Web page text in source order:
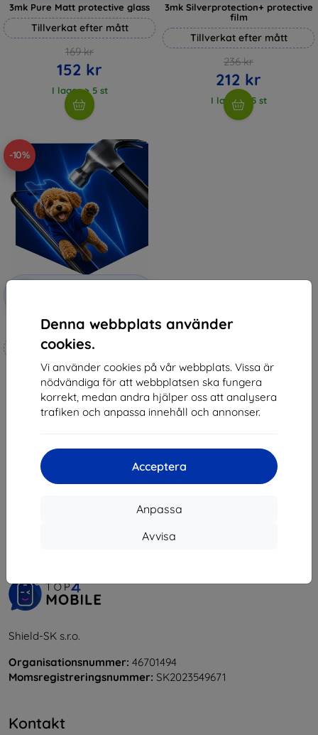
Denna webbplats använder
cookies.
Vi använder cookies på vår webbplats. Vissa är
nödvändiga för att webbplatsen ska fungera
korrekt, medan andra hjälper oss att analysera
trafiken och anpassa innehåll och annonser.
Acceptera
Anpassa
Avvisa
3mk Pure Matt protective glass
Tillverkat efter mått
169 kr
152 kr
I lager > 5 st
3mk Silverprotection+ protective
film
Tillverkat efter mått
236 kr
212 kr
I lager > 5 st
-10%
Rabatt
3mk Hammer protective film
Tillverkat efter mått
247 kr
222 kr
I lager 4 st
Shield-SK s.r.o.
Organisationsnummer: 46701494
Momsregistreringsnummer: SK2023549671
Kontakt